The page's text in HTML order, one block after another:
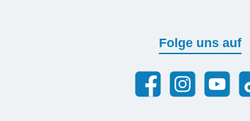
Folge uns auf
FacebookInstagramYouTube